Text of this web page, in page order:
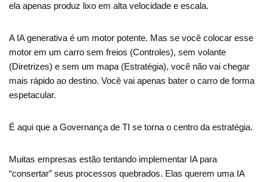
ela apenas produz lixo em alta velocidade e escala.
A IA generativa é um motor potente. Mas se você colocar esse
motor em um carro sem freios (Controles), sem volante
(Diretrizes) e sem um mapa (Estratégia), você não vai chegar
mais rápido ao destino. Você vai apenas bater o carro de forma
espetacular.
É aqui que a Governança de TI se torna o centro da estratégia.
Muitas empresas estão tentando implementar IA para
“consertar” seus processos quebrados. Elas querem uma IA